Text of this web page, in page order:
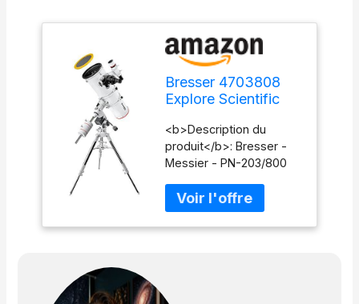
Bresser 4703808
Explore Scientific
203/800 EXOS-
2/EQ5
<b>Description du
produit</b>: Bresser -
Messier - PN-203/800
<b>Type de
produit</b>: Télescope
<b>Garantie du